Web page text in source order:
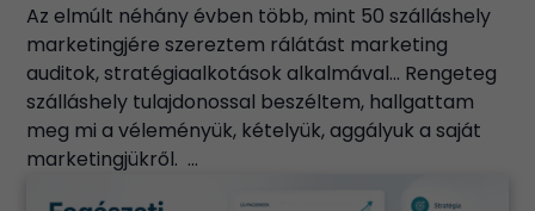
Az elmúlt néhány évben több, mint 50 szálláshely
marketingjére szereztem rálátást marketing
auditok, stratégiaalkotások alkalmával… Rengeteg
szálláshely tulajdonossal beszéltem, hallgattam
meg mi a véleményük, kételyük, aggályuk a saját
marketingjükről. ...